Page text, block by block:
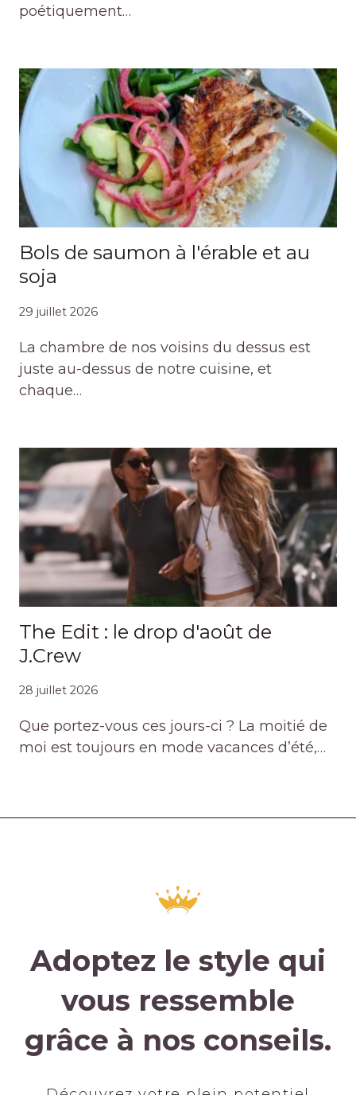
poétiquement…
Bols de saumon à l'érable et au
soja
29 juillet 2026
La chambre de nos voisins du dessus est
juste au-dessus de notre cuisine, et
chaque…
The Edit : le drop d'août de
J.Crew
28 juillet 2026
Que portez-vous ces jours-ci ? La moitié de
moi est toujours en mode vacances d’été,…
Adoptez le style qui
vous ressemble
grâce à nos conseils.